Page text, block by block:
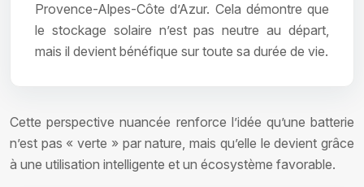
Provence-Alpes-Côte d’Azur. Cela démontre que
le stockage solaire n’est pas neutre au départ,
mais il devient bénéfique sur toute sa durée de vie.
Cette perspective nuancée renforce l’idée qu’une batterie
n’est pas « verte » par nature, mais qu’elle le devient grâce
à une utilisation intelligente et un écosystème favorable.